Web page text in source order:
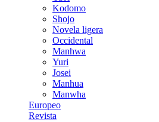
Kodomo
Shojo
Novela ligera
Occidental
Manhwa
Yuri
Josei
Manhua
Manwha
Europeo
Revista